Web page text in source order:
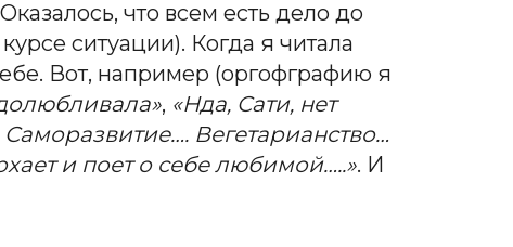
что всем есть дело до
ситуации). Когда я читала
Вот, например (оргофграфию я
, «Нда, Сати, нет
Вегетарианство…
и поет о себе любимой…..». И